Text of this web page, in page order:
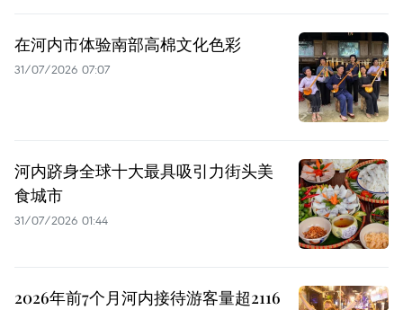
在河内市体验南部高棉文化色彩
31/07/2026 07:07
河内跻身全球十大最具吸引力街头美
食城市
31/07/2026 01:44
2026年前7个月河内接待游客量超2116